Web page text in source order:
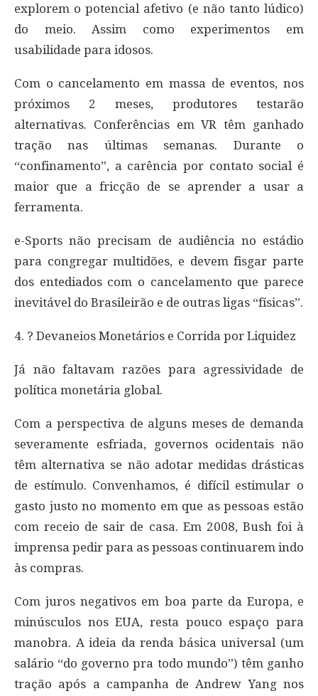
explorem o potencial afetivo (e não tanto lúdico)
do meio. Assim como experimentos em
usabilidade para idosos.
Com o cancelamento em massa de eventos, nos
próximos 2 meses, produtores testarão
alternativas. Conferências em VR têm ganhado
tração nas últimas semanas. Durante o
“confinamento”, a carência por contato social é
maior que a fricção de se aprender a usar a
ferramenta.
e-Sports não precisam de audiência no estádio
para congregar multidões, e devem fisgar parte
dos entediados com o cancelamento que parece
inevitável do Brasileirão e de outras ligas “físicas”.
4. ? Devaneios Monetários e Corrida por Liquidez
Já não faltavam razões para agressividade de
política monetária global.
Com a perspectiva de alguns meses de demanda
severamente esfriada, governos ocidentais não
têm alternativa se não adotar medidas drásticas
de estímulo. Convenhamos, é difícil estimular o
gasto justo no momento em que as pessoas estão
com receio de sair de casa. Em 2008, Bush foi à
imprensa pedir para as pessoas continuarem indo
às compras.
Com juros negativos em boa parte da Europa, e
minúsculos nos EUA, resta pouco espaço para
manobra. A ideia da renda básica universal (um
salário “do governo pra todo mundo”) têm ganho
tração após a campanha de Andrew Yang nos